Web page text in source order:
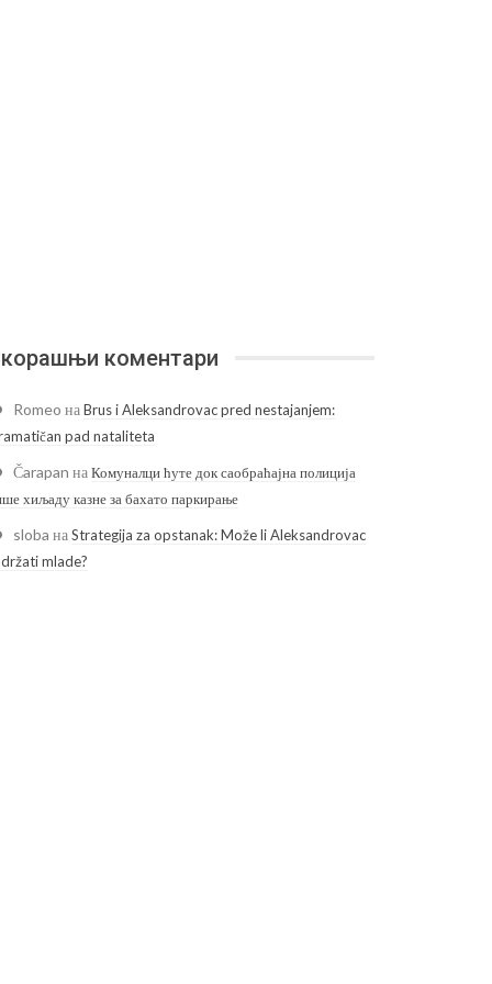
коментари
Romeo наBrus i Aleksandrovac pred nestajanjem:
pad nataliteta
Čarapan наКомуналци ћуте док саобраћајна полиција
хиљаду казне за бахато паркирање
sloba наStrategija za opstanak: Može li Aleksandrovac
mlade?